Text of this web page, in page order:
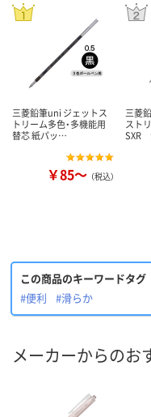
三菱鉛筆uni ジェットス
トリーム多色・多機能用
替芯 紙パッ…
￥85～ （税込）
三菱
スト
SXR
この商品のキーワードタグ
#便利
#滑らか
メーカーからのお